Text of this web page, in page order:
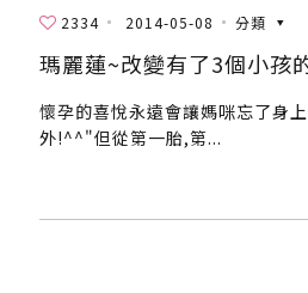
2334 2014-05-08 分類
瑪麗蓮~改變有了3個小孩
懷孕的喜悅永遠會讓媽咪忘了身
外!^^"但從第一胎,第...